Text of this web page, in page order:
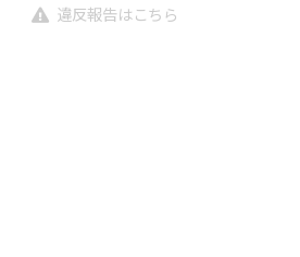
違反報告はこちら